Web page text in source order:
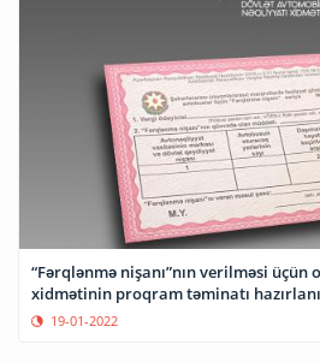
“Fərqlənmə nişanı”nın verilməsi
xidmətinin proqram təminatı
19-01-2022